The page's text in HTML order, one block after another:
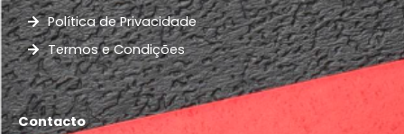
Política de Privacidade
Termos e Condições
Contacto